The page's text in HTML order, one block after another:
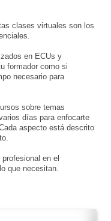
clases virtuales son los
en ECUs y
formador como si
necesario para
sobre temas
días para enfocarte
aspecto está descrito
en el
que necesitan.